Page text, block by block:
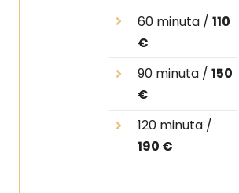
60 minuta /110
€
90 minuta /150
€
120 minuta /
190 €